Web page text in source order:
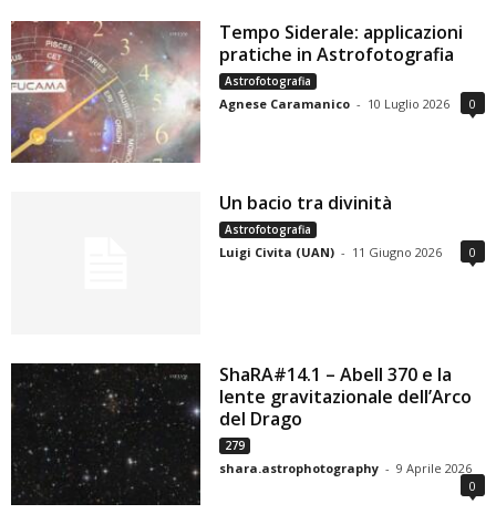
Tempo Siderale: applicazioni
pratiche in Astrofotografia
Astrofotografia
Agnese Caramanico - 10 Luglio 2026 0
Un bacio tra divinità
Astrofotografia
Luigi Civita (UAN) - 11 Giugno 2026 0
ShaRA#14.1 – Abell 370 e la
lente gravitazionale dell’Arco
del Drago
279
shara.astrophotography - 9 Aprile 2026
0